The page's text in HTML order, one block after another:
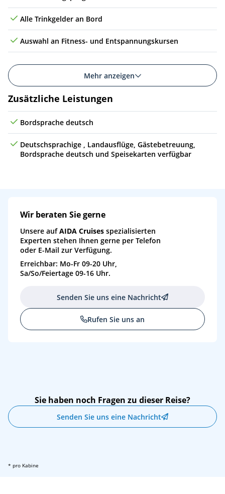
Alle Trinkgelder an Bord
Auswahl an Fitness- und Entspannungskursen
Mehr anzeigen
Zusätzliche Leistungen
Bordsprache deutsch
Deutschsprachige , Landausflüge, Gästebetreuung,
Bordsprache deutsch und Speisekarten verfügbar
Wir beraten Sie gerne
Unsere aufAIDA Cruises spezialisierten
Experten stehen Ihnen gerne per Telefon
oder E-Mail zur Verfügung.
Erreichbar: Mo-Fr 09-20 Uhr,
Sa/So/Feiertage 09-16 Uhr.
Senden Sie uns eine Nachricht
Rufen Sie uns an
Sie haben noch Fragen zu dieser Reise?
Senden Sie uns eine Nachricht
* pro Kabine